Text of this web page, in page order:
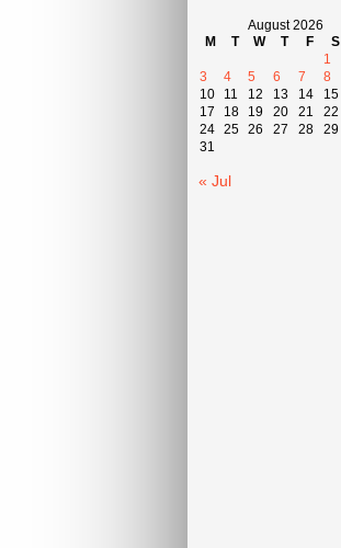
August 2026
M
T W T F S
1
3
4 5 6 7 8
10
11 12 13 14 15
17
18 19 20 21 22
24 25 26 27 28 29
31
« Jul